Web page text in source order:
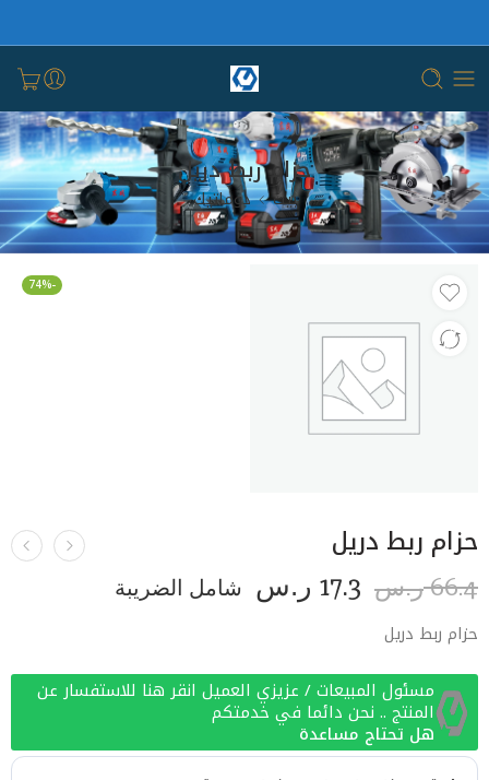
حزام ربط دريل
بيت دوماتيك
-74%
حزام ربط دريل
66.4 ر.س 17.3 ر.س شامل الضريبة
حزام ربط دريل
مسئول المبيعات / عزيزي العميل انقر هنا للاستفسار عن
المنتج .. نحن دائما في خدمتكم
هل تحتاج مساعدة